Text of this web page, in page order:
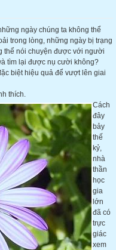
ngày chúng ta không thể
trong lòng, những ngày bị trạng
thể nói chuyện được với người
tìm lại được nụ cười không?
biệt hiệu quả để vượt lên giai
thích.
Cách
đây
bảy
thế
kỷ,
nhà
thần
học
gia
lớn
đã có
trực
giác
xem